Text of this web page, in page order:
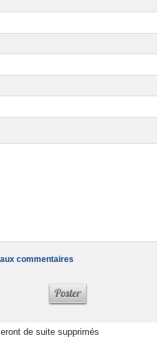
commentaires
de suite supprimés